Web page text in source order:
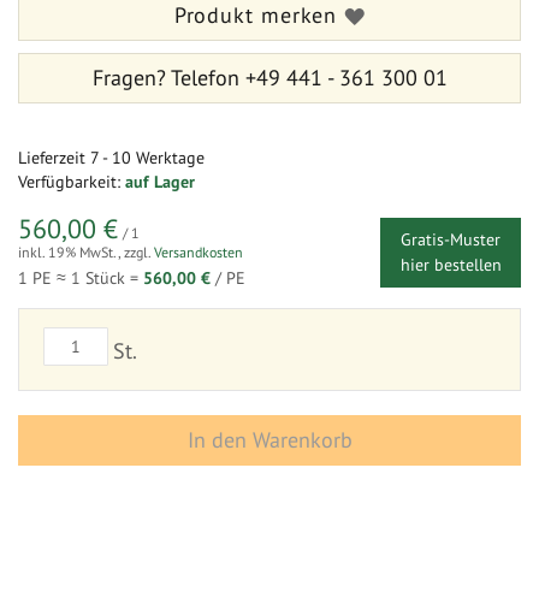
Lieferzeit 7 - 10 Werktage
Verfügbarkeit: auf Lager
560,00 € / 1
inkl. 19% MwSt., zzgl. Versandkosten
1 PE ≈ 1 Stück = 560,00 € / PE
Gratis-Muster
hier bestellen
St.
In den Warenkorb
Produkt merken
Fragen?Telefon +49 441 - 361 300 01